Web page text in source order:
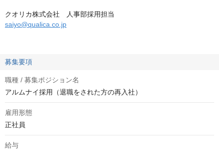
クオリカ株式会社 人事部採用担当
saiyo@qualica.co.jp
募集要項
職種 / 募集ポジション名
アルムナイ採用（退職をされた方の再入社）
雇用形態
正社員
給与